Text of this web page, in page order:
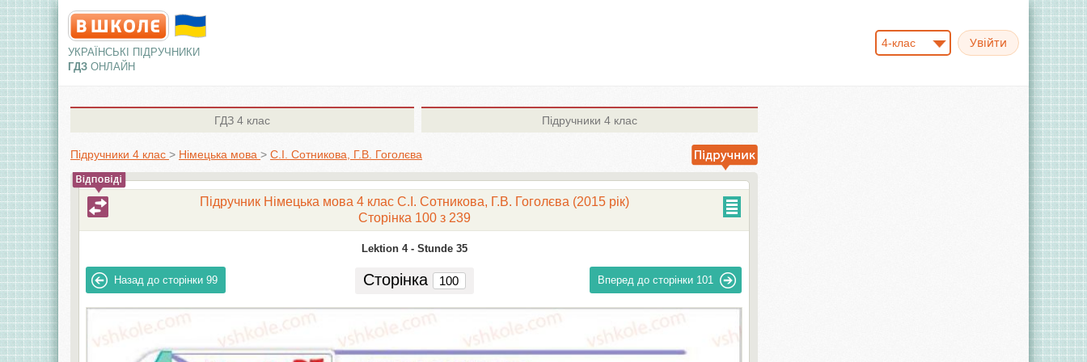
УКРАЇНСЬКІ ПІДРУЧНИКИ
ГДЗ ОНЛАЙН
4-клас
ГДЗ 4 клас Підручники 4 клас
Підручники 4 клас > Німецька мова > С.І. Сотникова, Г.В. Гоголєва
Підручник Німецька мова 4 клас С.І. Сотникова, Г.В. Гоголєва (2015 рік)
Сторінка 100 з 239
Lektion 4 - Stunde 35
Назад до сторінки 99 Сторінка Вперед до сторінки 101